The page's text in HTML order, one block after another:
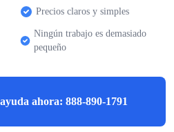
Precios claros y simples
Ningún trabajo es demasiado
pequeño
ahora: 888-890-1791